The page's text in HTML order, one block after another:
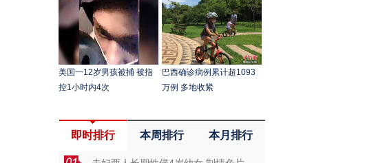
美国一12岁男孩被捕 被指
控1小时内4次
巴西确诊病例累计超1093
万例 多地收紧
即时排行 本周排行 本月排行